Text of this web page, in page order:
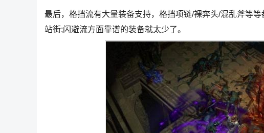
最后，格挡流有大量装备支持，格挡项链/裸奔头/混乱斧等
站街;闪避流方面靠谱的装备就太少了。